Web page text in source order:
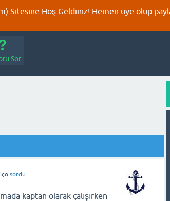
Sitesine Hoş Geldiniz! Hemen üye olup
Sor
sordu
kaptan olarak çalışırken